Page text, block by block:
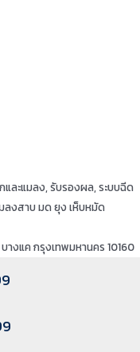
ละแมลง, รับรองผล, ระบบฉีด
ลงสาบ มด ยุง เห็บหมัด
งแค กรุงเทพมหานคร 10160